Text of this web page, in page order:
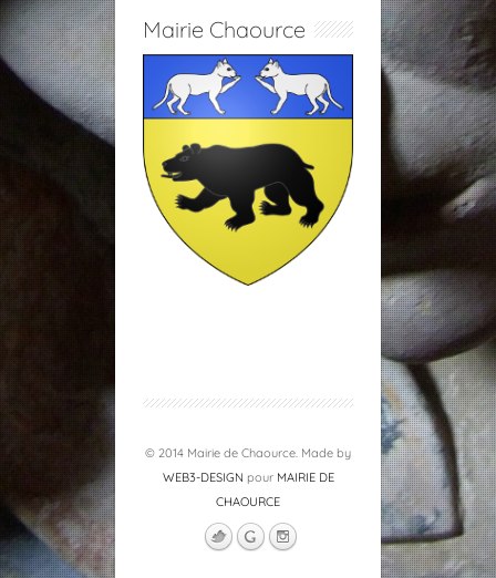
Mairie Chaource
© 2014 Mairie de Chaource. Made by
WEB3-DESIGN pour MAIRIE DE
CHAOURCE